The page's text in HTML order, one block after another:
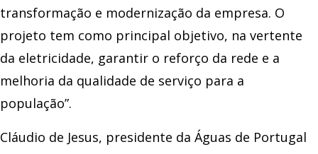
transformação e modernização da empresa. O
projeto tem como principal objetivo, na vertente
da eletricidade, garantir o reforço da rede e a
melhoria da qualidade de serviço para a
população”.
Cláudio de Jesus, presidente da Águas de Portugal